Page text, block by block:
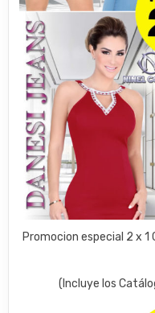
Promocion especial 2 x 1
(Incluye los